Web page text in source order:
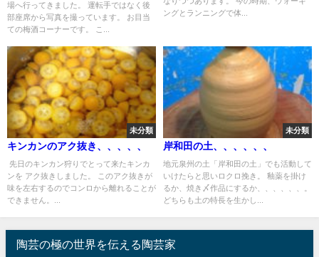
場へ行ってきました。 運転手ではなく後
部座席から写真を撮っています。 お目当
ての梅酒コーナーです。 こ...
ングとランニングで体...
未分類
キンカンのアク抜き、、、、、
先日のキンカン狩りでとって来たキンカ
ンを アク抜きしました。 このアク抜きが
味を左右するのでコンロから離れることが
できません。...
未分類
岸和田の土、、、、、、
地元泉州の土「岸和田の土」でも活動して
いけたらと思いロクロ挽き。 釉薬を掛け
るか、焼き〆作品にするか、、、、、、。
どちらも土の特長を生かし...
陶芸の極の世界を伝える陶芸家